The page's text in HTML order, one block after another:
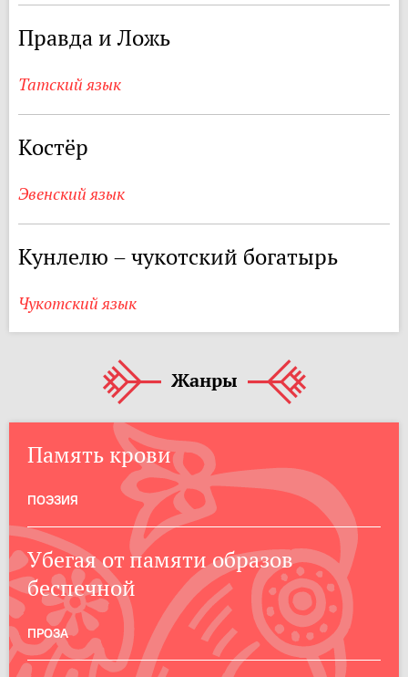
Правда и Ложь
Татский язык
Костёр
Эвенский язык
Кунлелю – чукотский богатырь
Чукотский язык
Жанры
Память крови
ПОЭЗИЯ
Убегая от памяти образов
беспечной
ПРОЗА